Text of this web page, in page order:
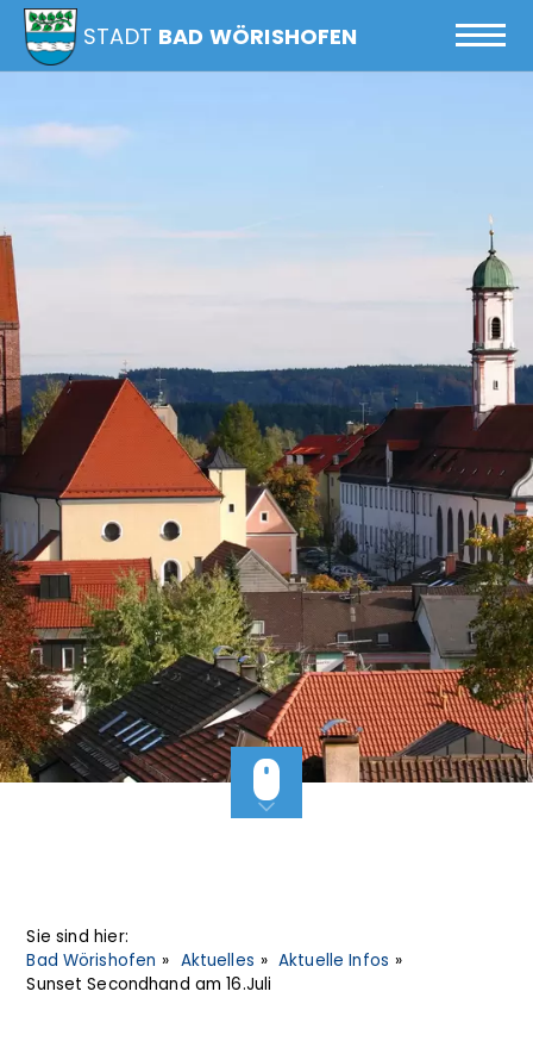
STADT BAD WÖRISHOFEN
Sie sind hier:
Bad Wörishofen
Aktuelles
Aktuelle Infos
Sunset Secondhand am 16.Juli